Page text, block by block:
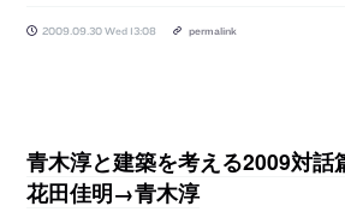
2009.09.30 Wed 13:08 permalink
青木淳と建築を考える2009対話
花田佳明→青木淳